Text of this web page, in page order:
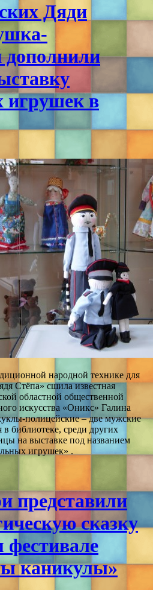
Дяди
дополнили
игрушек в
народной технике для
Стёпа» сшила известная
областной общественной
искусства «Оникс» Галина
полицейские – две мужские
в библиотеке, среди других
на выставке под названием
игрушек» .
представили
сказку
фестивале
каникулы»